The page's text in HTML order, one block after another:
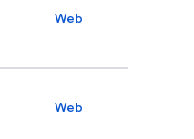
Web
Web